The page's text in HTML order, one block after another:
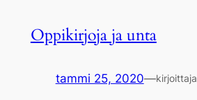
Oppikirjoja ja unta
tammi 25, 2020—kirjoittaja